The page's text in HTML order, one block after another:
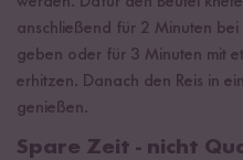
anschließend für 2 Minuten
geben oder für 3 Minuten mit
erhitzen. Danach den Reis in
genießen.
Spare Zeit - nicht